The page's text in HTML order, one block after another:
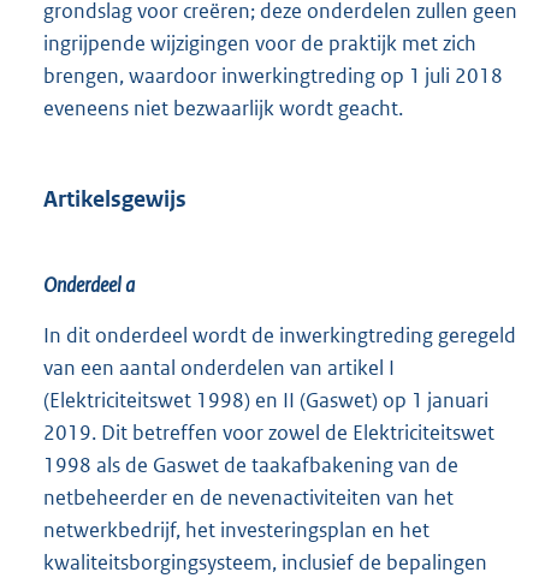
grondslag voor creëren; deze onderdelen zullen geen
ingrijpende wijzigingen voor de praktijk met zich
brengen, waardoor inwerkingtreding op 1 juli 2018
eveneens niet bezwaarlijk wordt geacht.
Artikelsgewijs
Onderdeel a
In dit onderdeel wordt de inwerkingtreding geregeld
van een aantal onderdelen van artikel I
(Elektriciteitswet 1998) en II (Gaswet) op 1 januari
2019. Dit betreffen voor zowel de Elektriciteitswet
1998 als de Gaswet de taakafbakening van de
netbeheerder en de nevenactiviteiten van het
netwerkbedrijf, het investeringsplan en het
kwaliteitsborgingsysteem, inclusief de bepalingen